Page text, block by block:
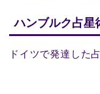
ハンブルク占星
ドイツで発達した